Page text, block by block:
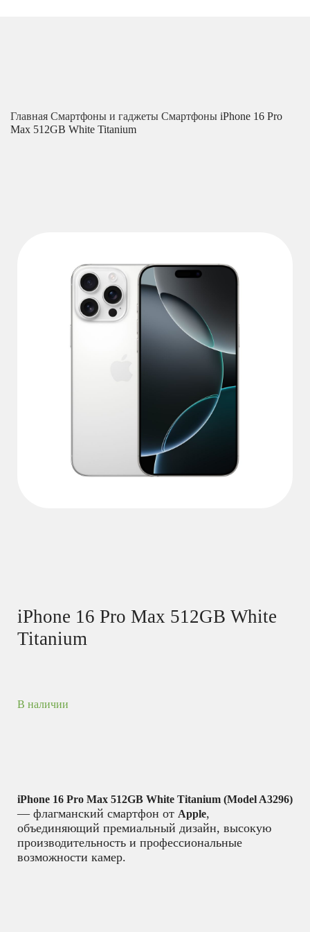
Главная Смартфоны и гаджеты Смартфоны iPhone 16 Pro
Max 512GB White Titanium
iPhone 16 Pro Max 512GB White
Titanium
В наличии
iPhone 16 Pro Max 512GB White Titanium (Model A3296)
— флагманский смартфон от Apple,
объединяющий премиальный дизайн, высокую
производительность и профессиональные
возможности камер.